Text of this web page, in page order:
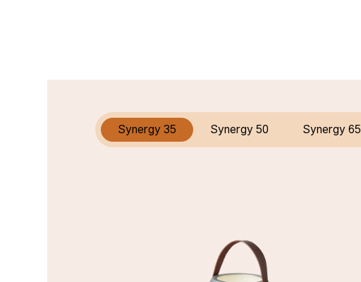
Synergy 35 Synergy 50 Synergy 65